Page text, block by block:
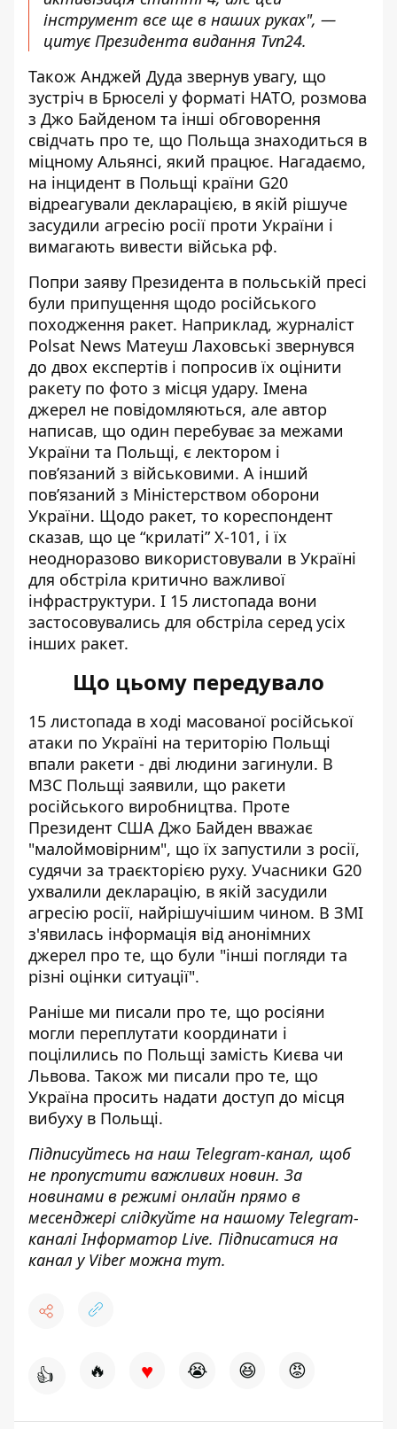
інструмент все ще в наших руках", —
цитує Президента видання Tvn24.
Також Анджей Дуда звернув увагу, що
зустріч в Брюселі у форматі НАТО, розмова
з Джо Байденом та інші обговорення
свідчать про те, що Польща знаходиться в
міцному Альянсі, який працює. Нагадаємо,
на інцидент в Польщі країни G20
відреагували декларацією, в якій рішуче
засудили агресію росії проти України і
вимагають вивести війська рф.
Попри заяву Президента в польській пресі
були припущення щодо російського
походження ракет. Наприклад, журналіст
Polsat News Матеуш Лаховські звернувся
до двох експертів і попросив їх оцінити
ракету по фото з місця удару. Імена
джерел не повідомляються, але автор
написав, що один перебуває за межами
України та Польщі, є лектором і
пов’язаний з військовими. А інший
пов’язаний з Міністерством оборони
України. Щодо ракет, то кореспондент
сказав, що це “крилаті” Х-101, і їх
неодноразово використовували в Україні
для обстріла критично важливої
інфраструктури. І 15 листопада вони
застосовувались для обстріла серед усіх
інших ракет.
Що цьому передувало
15 листопада в ході масованої російської
атаки по Україні на територію Польщі
впали ракети - дві людини загинули. В
МЗС Польщі заявили, що ракети
російського виробництва. Проте
Президент США Джо Байден вважає
"малоймовірним", що їх запустили з росії,
судячи за траєкторією руху. Учасники G20
ухвалили декларацію, в якій засудили
агресію росії, найрішучішим чином. В ЗМІ
з'явилась інформація від анонімних
джерел про те, що були "інші погляди та
різні оцінки ситуації".
Раніше ми писали про те, що росіяни
могли переплутати координати і
поцілились по Польщі замість Києва чи
Львова. Також ми писали про те, що
Україна просить надати доступ до місця
вибуху в Польщі.
Підписуйтесь на наш Telegram-канал, щоб
не пропустити важливих новин. За
новинами в режимі онлайн прямо в
месенджері слідкуйте на нашому Telegram-
каналіІнформатор Live. Підписатися на
канал у Viber можна тут.
👍 🔥 ♥ 😭 😆 😡